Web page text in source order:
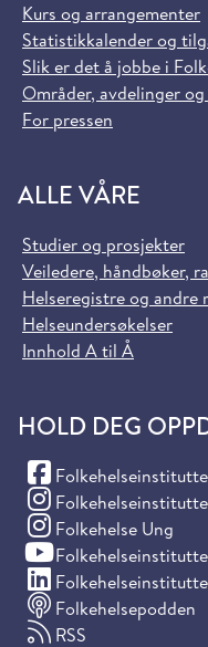
Kurs og arrangementer
Statistikkalender og
Slik er det å jobbe i
Områder, avdelinger
For pressen
ALLE VÅRE
Studier og prosjekter
Veiledere, håndbøker,
Helseregistre og andre
Helseundersøkelser
Innhold A til Å
HOLD DEG
(Facebook)
(Instagram)
Folkehelse Ung
(Instagram)
(YouTube)
(LinkedIn)
Folkehelsepodden
RSS